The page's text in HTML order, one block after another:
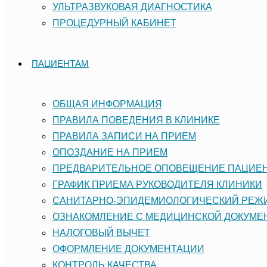
УЛЬТРАЗВУКОВАЯ ДИАГНОСТИКА
ПРОЦЕДУРНЫЙ КАБИНЕТ
ПАЦИЕНТАМ
ОБЩАЯ ИНФОРМАЦИЯ
ПРАВИЛА ПОВЕДЕНИЯ В КЛИНИКЕ
ПРАВИЛА ЗАПИСИ НА ПРИЕМ
ОПОЗДАНИЕ НА ПРИЕМ
ПРЕДВАРИТЕЛЬНОЕ ОПОВЕЩЕНИЕ
ГРАФИК ПРИЕМА РУКОВОДИТЕЛЯ КЛИНИКИ
САНИТАРНО-ЭПИДЕМИОЛОГИЧЕСКИЙ
ОЗНАКОМЛЕНИЕ С МЕДИЦИНСКОЙ
НАЛОГОВЫЙ ВЫЧЕТ
ОФОРМЛЕНИЕ ДОКУМЕНТАЦИИ
КОНТРОЛЬ КАЧЕСТВА